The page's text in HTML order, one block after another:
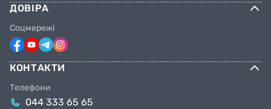
ДОВІРА
Соцмережі
КОНТАКТИ
Телефони
044 333 65 65